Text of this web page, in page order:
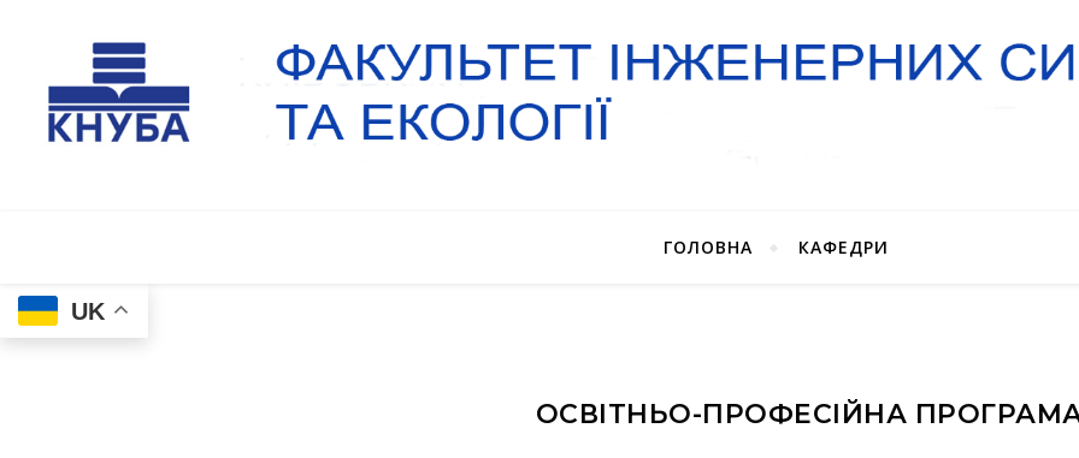
ГОЛОВНА КАФЕДРИ
UK
ОСВІТНЬО-ПРОФЕСІЙНА